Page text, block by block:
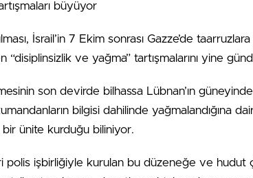
büyüyor
İsrail’in 7 Ekim sonrası Gazze’de
ve yağma” tartışmalarını yine
son devirde bilhassa Lübnan’ın
bilgisi dahilinde yağmalandığına
ünite kurduğu biliniyor.
polis işbirliğiyle kurulan bu düzeneğe ve hudut